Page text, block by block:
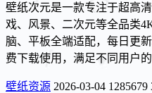
壁纸次元是一款专注于超高
戏、风景、二次元等全品类
脑、平板全端适配，每日更
费下载使用，满足不同用户
壁纸资源 2026-03-04 1285679